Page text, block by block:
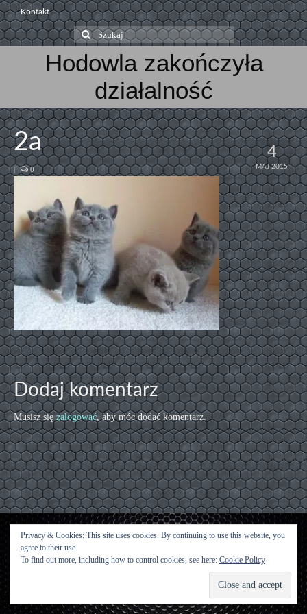
Kontakt
Szuklaj
w:
Hodowla zakończyła
działalność
4
MAJ 2015
2a
| 0
Dodaj komentarz
Musisz się zalogować, aby móc dodać komentarz.
Kontakt
Privacy & Cookies: This site uses cookies. By continuing to use this website, you
agree to their use.
To find out more, including how to control cookies, see here: Cookie Policy